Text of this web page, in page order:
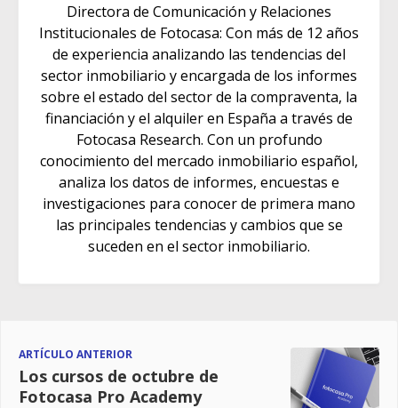
Directora de Comunicación y Relaciones
Institucionales de Fotocasa: Con más de 12 años
de experiencia analizando las tendencias del
sector inmobiliario y encargada de los informes
sobre el estado del sector de la compraventa, la
financiación y el alquiler en España a través de
Fotocasa Research. Con un profundo
conocimiento del mercado inmobiliario español,
analiza los datos de informes, encuestas e
investigaciones para conocer de primera mano
las principales tendencias y cambios que se
suceden en el sector inmobiliario.
ARTÍCULO ANTERIOR
Los cursos de octubre de
Fotocasa Pro Academy